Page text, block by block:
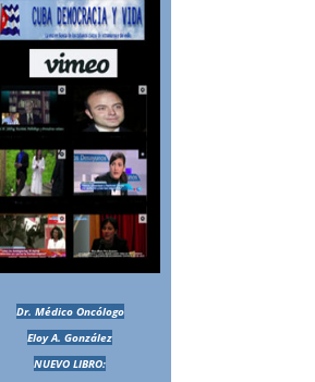
Dr. Médico Oncólogo
Eloy A. González
NUEVO LIBRO: